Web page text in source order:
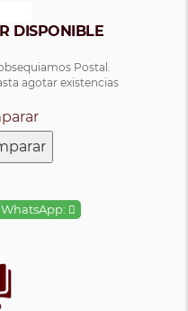
DISPONIBLE
Postal.
agotar existencias